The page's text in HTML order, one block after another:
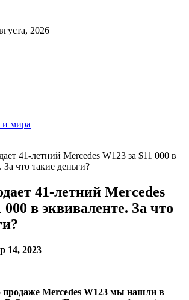
2026
и мира
41-летний Mercedes W123 за $11 000 в
За что такие деньги?
41-летний Mercedes
000 в эквиваленте. За что
14, 2023
продаже Mercedes W123 мы нашли в